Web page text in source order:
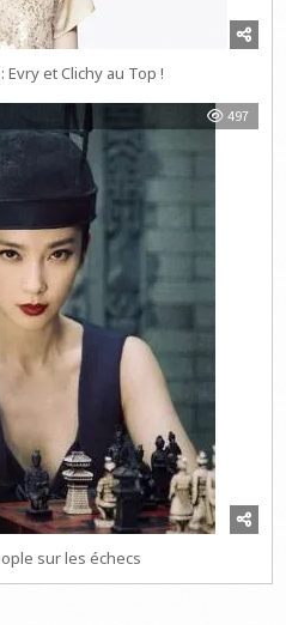
Evry et Clichy au Top !
497
sur les échecs